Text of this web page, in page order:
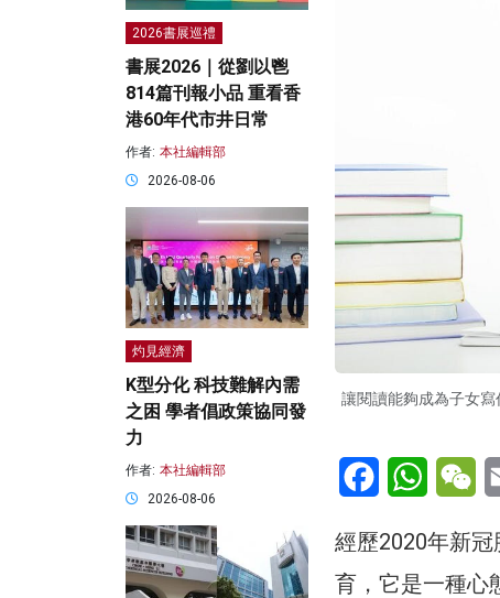
讓閱讀能夠成為子女
Facebook
經歷2020年新
育，它是一種心
2026書展巡禮
書展2026｜從劉以鬯
814篇刊報小品 重看香
港60年代市井日常
作者: 本社編輯部
2026-08-06
灼見經濟
K型分化 科技難解內需
之困 學者倡政策協同發
力
作者: 本社編輯部
2026-08-06